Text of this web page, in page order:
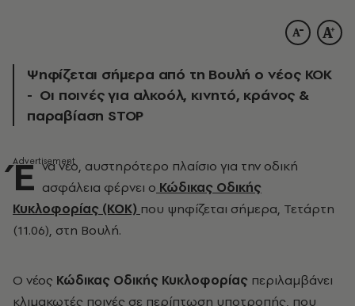
Ψηφίζεται σήμερα από τη Βουλή ο νέος ΚΟΚ
- Οι ποινές για αλκοόλ, κινητό, κράνος &
παραβίαση STOP
Έ να νέο, αυστηρότερο πλαίσιο για την οδική
ασφάλεια φέρνει ο Κώδικας Οδικής
Κυκλοφορίας (ΚΟΚ) που ψηφίζεται σήμερα, Τετάρτη
(11.06), στη Βουλή.
O νέος Κώδικας Οδικής Κυκλοφορίας περιλαμβάνει
κλιμακωτές ποινές σε περίπτωση υποτροπής, που